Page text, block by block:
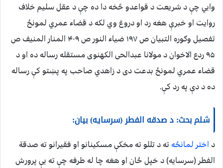
وايي چې د شریعت د قواعدو څخه دا ده چې د عقل سلیم خلاف
روایت او خبرې هغه رد او دروغ وي لکه د قضاء عمري لمونځ
تفصیل وګوره التبیان ص ۱۹۷ ضیاء النور ص ۴۰۹ المنار المنیف ص
۹۵ ردع الاخوان د مولانا عبدالحی الکهنوی مستقله رساله ده او د
قضاء عمري لمونځ بدعت دی د زاهدي صاحب په پښتو کې رساله
ده د دې په رد کې.
شلم بحث: د صدقه الفطر (سرسایه) بیان:
داختر لمانځهته د تللو ته مخکې مسکینانو او فقیرانو ته صدقة
الفطر (سرسایه) د خپل ځان او هغه چا له طرفه چې ته یې پرورش